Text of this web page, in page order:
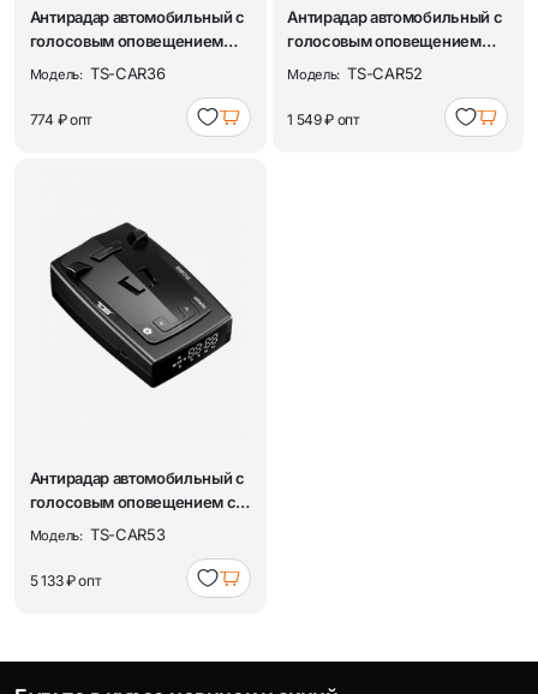
Антирадар автомобильный с
голосовым оповещением
TDS TS-CAR36
Модель: TS-CAR36
774 ₽опт
Антирадар автомобильный с
голосовым оповещением
TDS TS-CAR52
Модель: TS-CAR52
1 549 ₽ опт
Антирадар автомобильный с
голосовым оповещением с
GPS TDS TS...
Модель: TS-CAR53
5 133 ₽опт